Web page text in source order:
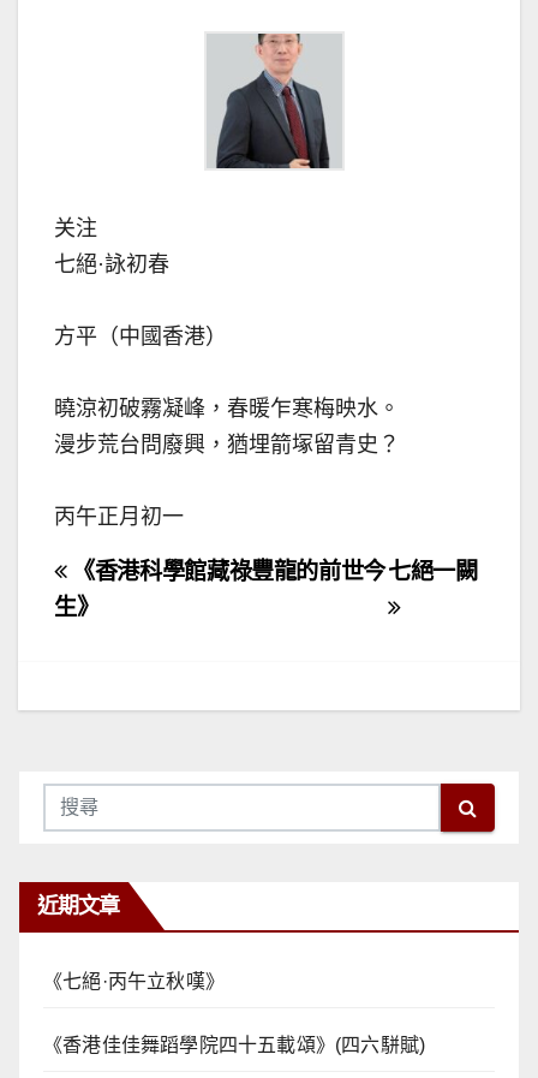
关注
七絕·詠初春
方平（中國香港）
曉涼初破霧凝峰，春暖乍寒梅映水。
漫步荒台問廢興，猶埋箭塚留青史？
丙午正月初一
文
章
覽
七絕一闕
《香港科學館藏祿豐龍的前世今
生》
近期文章
《七絕·丙午立秋嘆》
《香港佳佳舞蹈學院四十五載頌》(四六駢賦)